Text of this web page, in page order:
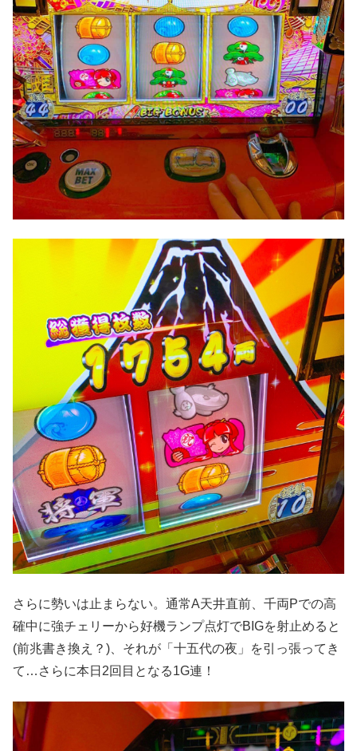
さらに勢いは止まらない。通常A天井直前、千両Pでの高
確中に強チェリーから好機ランプ点灯でBIGを射止めると
(前兆書き換え？)、それが「十五代の夜」を引っ張ってき
て…さらに本日2回目となる1G連！